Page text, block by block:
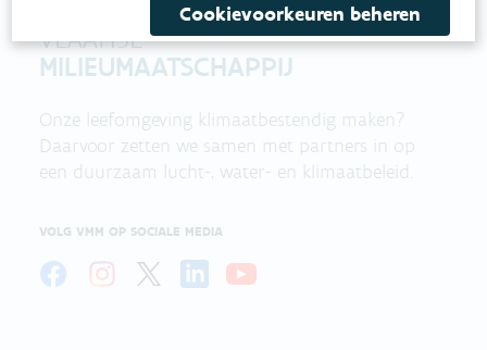
VLAAMSE
MILIEUMAATSCHAPPIJ
Onze leefomgeving klimaatbestendig maken?
Daarvoor zetten we samen met partners in op
een duurzaam lucht-, water- en klimaatbeleid.
VOLG VMM OP SOCIALE MEDIA
Cookievoorkeuren beheren